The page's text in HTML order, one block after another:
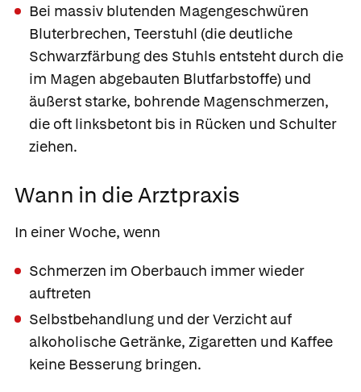
Bei massiv blutenden Magengeschwüren
Bluterbrechen, Teerstuhl (die deutliche
Schwarzfärbung des Stuhls entsteht durch die
im Magen abgebauten Blutfarbstoffe) und
äußerst starke, bohrende Magenschmerzen,
die oft linksbetont bis in Rücken und Schulter
ziehen.
Wann in die Arztpraxis
In einer Woche, wenn
Schmerzen im Oberbauch immer wieder
auftreten
Selbstbehandlung und der Verzicht auf
alkoholische Getränke, Zigaretten und Kaffee
keine Besserung bringen.